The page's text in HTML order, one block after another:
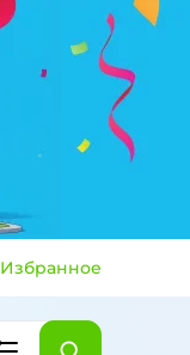
Избранное